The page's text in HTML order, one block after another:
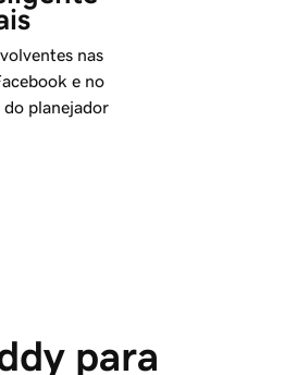
nas
e no
planejador
para